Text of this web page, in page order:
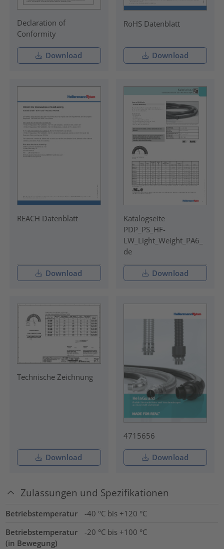
Declaration of
Conformity
Download
RoHS Datenblatt
Download
REACH Datenblatt
Download
Katalogseite
PDP_PS_HF-
LW_Light_Weight_PA6_
de
Download
Technische Zeichnung
Download
4715656
Download
Zulassungen und Spezifikationen
Betriebstemperatur
-40 °C bis +120 °C
Betriebstemperatur
(in Bewegung)
-20 °C bis +100 °C